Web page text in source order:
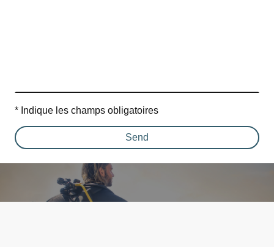
* Indique les champs obligatoires
Send